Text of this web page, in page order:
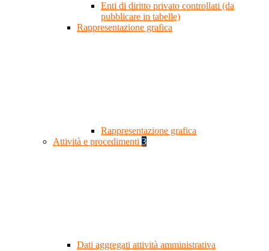
Enti di diritto privato controllati (da
pubblicare in tabelle)
Rappresentazione grafica
Rappresentazione grafica
Attività e procedimenti 3
Dati aggregati attività amministrativa